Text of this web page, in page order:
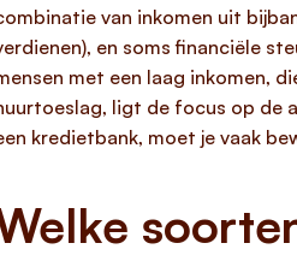
van inkomen uit
en soms financiële
met een laag inkomen,
ligt de focus op de
kredietbank, moet je vaak